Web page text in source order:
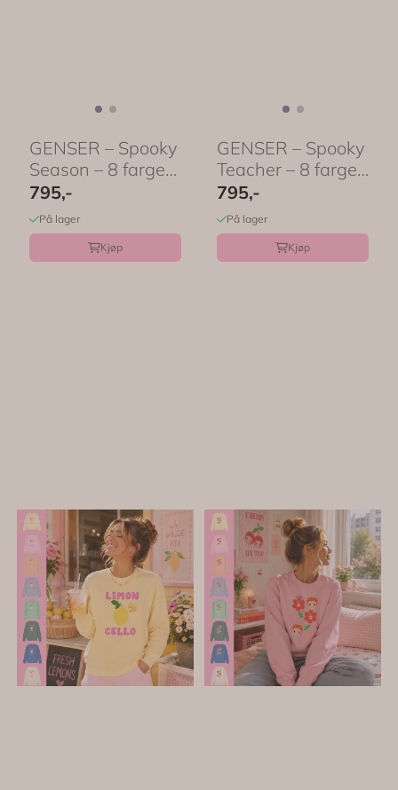
GENSER – Spooky
Season – 8 farger
– ...
795,-
På lager
Kjøp
GENSER – Spooky
Teacher – 8 farger
– ...
795,-
På lager
Kjøp